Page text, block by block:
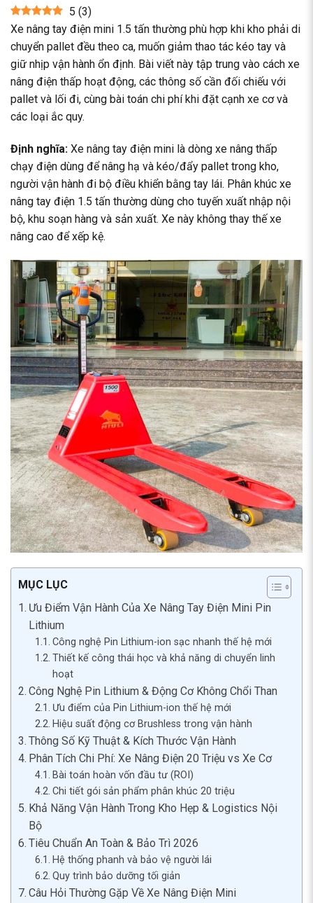
5 (3)
Xe nâng tay điện mini 1.5 tấn thường phù hợp khi kho phải di
chuyển pallet đều theo ca, muốn giảm thao tác kéo tay và
giữ nhịp vận hành ổn định. Bài viết này tập trung vào cách xe
nâng điện thấp hoạt động, các thông số cần đối chiếu với
pallet và lối đi, cùng bài toán chi phí khi đặt cạnh xe cơ và
các loại ắc quy.
Định nghĩa: Xe nâng tay điện mini là dòng xe nâng thấp
chạy điện dùng để nâng hạ và kéo/đẩy pallet trong kho,
người vận hành đi bộ điều khiển bằng tay lái. Phân khúc xe
nâng tay điện 1.5 tấn thường dùng cho tuyến xuất nhập nội
bộ, khu soạn hàng và sản xuất. Xe này không thay thế xe
nâng cao để xếp kệ.
MỤC LỤC
Ưu Điểm Vận Hành Của Xe Nâng Tay Điện Mini Pin
Lithium
Công nghệ Pin Lithium-ion sạc nhanh thế hệ mới
Thiết kế công thái học và khả năng di chuyển linh
hoạt
Công Nghệ Pin Lithium & Động Cơ Không Chổi Than
Ưu điểm của Pin Lithium-ion thế hệ mới
Hiệu suất động cơ Brushless trong vận hành
Thông Số Kỹ Thuật & Kích Thước Vận Hành
Phân Tích Chi Phí: Xe Nâng Điện 20 Triệu vs Xe Cơ
Bài toán hoàn vốn đầu tư (ROI)
Chi tiết gói sản phẩm phân khúc 20 triệu
Khả Năng Vận Hành Trong Kho Hẹp & Logistics Nội
Bộ
Tiêu Chuẩn An Toàn & Bảo Trì 2026
Hệ thống phanh và bảo vệ người lái
Quy trình bảo dưỡng tối giản
Câu Hỏi Thường Gặp Về Xe Nâng Điện Mini